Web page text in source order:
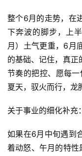
整个6月的走势，在
下奔波的脚步，上
月）土气更重，6月
的基础、记住，真正
节奏的把控、愿每
夏天，驭火而行，龙
关于事业的细化补充：
如果在6月中旬遇到
着动怒、午月的特性